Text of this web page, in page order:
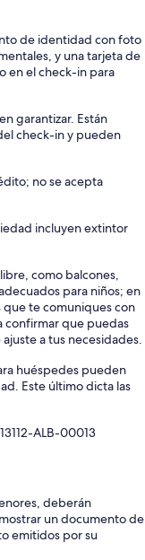
de identidad con foto
y una tarjeta de
en el check-in para
garantizar. Están
check-in y pueden
no se acepta
incluyen extintor
como balcones,
para niños; en
te comuniques con
confirmar que puedas
a tus necesidades.
huéspedes pueden
Este último dicta las
ALB-00013
deberán
un documento de
emitidos por su